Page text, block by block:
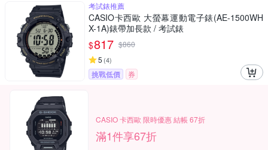
考試錶推薦
CASIO卡西歐 大螢幕運動電子錶(AE-1500WH
X-1A)錶帶加長款 / 考試錶
$817 $860
5 (4)
挑戰低價 券
CASIO 卡西歐 限時優惠 結帳 67折
滿1件享67折